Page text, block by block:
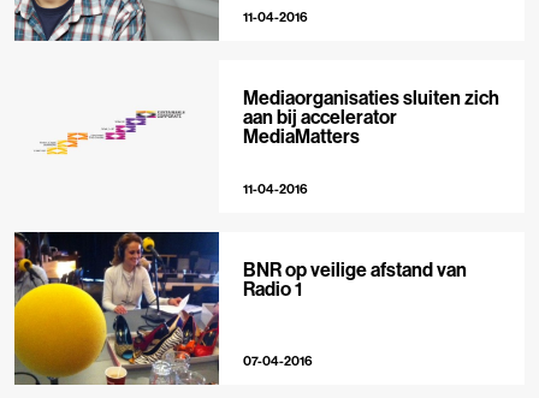
11-04-2016
Mediaorganisaties sluiten zich
aan bij accelerator
MediaMatters
11-04-2016
BNR op veilige afstand van
Radio 1
07-04-2016